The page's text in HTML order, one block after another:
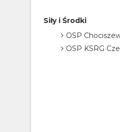
Siły i Środki
OSP
OSP KSRG